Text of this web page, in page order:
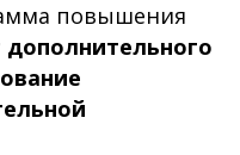
повышения
дополнительного